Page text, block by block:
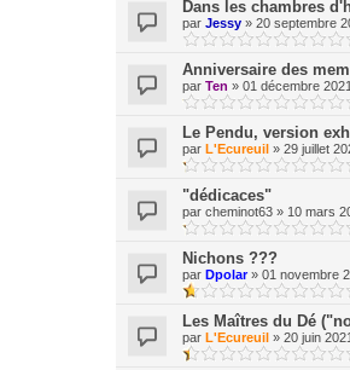
Dans les chambres
par Jessy » 20 septembre
Anniversaire des
par Ten » 01 décembre
Le Pendu, version
par L'Ecureuil » 29 juillet
"dédicaces"
par cheminot63 » 10 mars
Nichons ???
par Dpolar» 01 novembre
Les Maîtres du Dé
par L'Ecureuil » 20 juin